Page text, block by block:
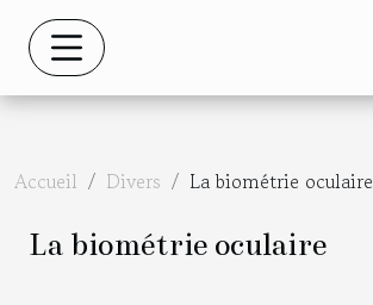
Accueil Divers La biométrie oculaire
La biométrie oculaire